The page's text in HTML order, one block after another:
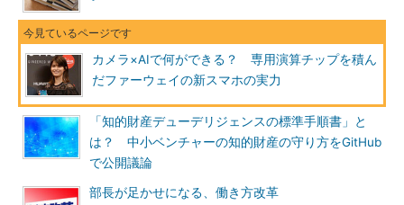
カメラ×AIで何ができる？ 専用演算チップを積ん
だファーウェイの新スマホの実力
「知的財産デューデリジェンスの標準手順書」と
は？ 中小ベンチャーの知的財産の守り方をGitHub
で公開議論
部長が足かせになる、働き方改革